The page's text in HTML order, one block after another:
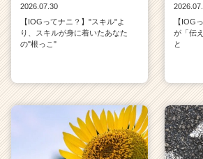
2026.07.30
【IOGってナニ？】"スキル"よ
り、スキルが身に着いたあなた
の"根っこ"
【IOG
が「伝
と